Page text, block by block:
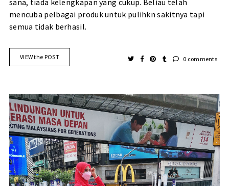
mencuba pelbagai produk untuk pulihkn sakitnya tapi
semua tidak berhasil.
VIEW the POST 0 comments